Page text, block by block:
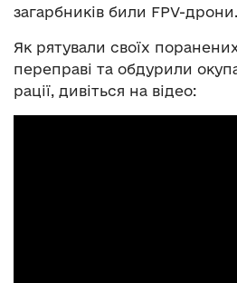
загарбників били FPV-дрони.
Як рятували своїх
переправі та обдурили
рації, дивіться на відео: